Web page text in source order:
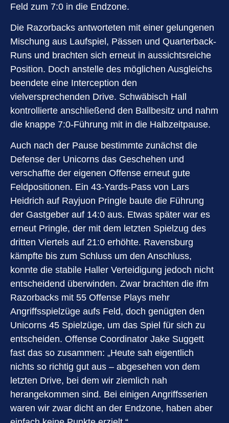
Feld zum 7:0 in die Endzone.
Die Razorbacks antworteten mit einer gelungenen
Mischung aus Laufspiel, Pässen und Quarterback-
Runs und brachten sich erneut in aussichtsreiche
Position. Doch anstelle des möglichen Ausgleichs
beendete eine Interception den
vielversprechenden Drive. Schwäbisch Hall
kontrollierte anschließend den Ballbesitz und nahm
die knappe 7:0-Führung mit in die Halbzeitpause.
Auch nach der Pause bestimmte zunächst die
Defense der Unicorns das Geschehen und
verschaffte der eigenen Offense erneut gute
Feldpositionen. Ein 43-Yards-Pass von Lars
Heidrich auf Rayjuon Pringle baute die Führung
der Gastgeber auf 14:0 aus. Etwas später war es
erneut Pringle, der mit dem letzten Spielzug des
dritten Viertels auf 21:0 erhöhte. Ravensburg
kämpfte bis zum Schluss um den Anschluss,
konnte die stabile Haller Verteidigung jedoch nicht
entscheidend überwinden. Zwar brachten die ifm
Razorbacks mit 55 Offense Plays mehr
Angriffsspielzüge aufs Feld, doch genügten den
Unicorns 45 Spielzüge, um das Spiel für sich zu
entscheiden. Offense Coordinator Jake Suggett
fast das so zusammen: „Heute sah eigentlich
nichts so richtig gut aus – abgesehen von dem
letzten Drive, bei dem wir ziemlich nah
herangekommen sind. Bei einigen Angriffsserien
waren wir zwar dicht an der Endzone, haben aber